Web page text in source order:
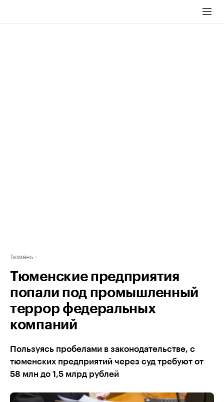
Тюмень
Тюменские предприятия
попали под промышленный
террор федеральных
компаний
Пользуясь пробелами в законодательстве, с
тюменских предприятий через суд требуют от
58 млн до 1,5 млрд рублей